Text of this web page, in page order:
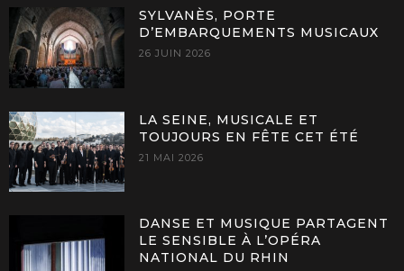
SYLVANÈS, PORTE
D’EMBARQUEMENTS MUSICAUX
26 JUIN 2026
LA SEINE, MUSICALE ET
TOUJOURS EN FÊTE CET ÉTÉ
21 MAI 2026
DANSE ET MUSIQUE PARTAGENT
LE SENSIBLE À L’OPÉRA
NATIONAL DU RHIN